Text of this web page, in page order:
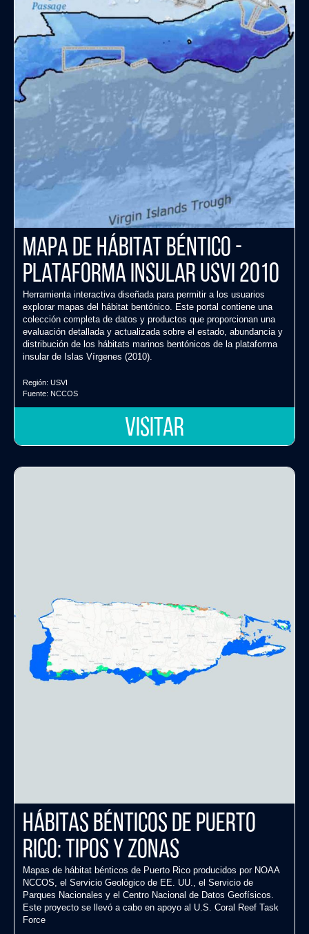
Mapa de Hábitat Béntico -
Plataforma Insular USVI 2010
Herramienta interactiva diseñada para permitir a los usuarios
explorar mapas del hábitat bentónico. Este portal contiene una
colección completa de datos y productos que proporcionan una
evaluación detallada y actualizada sobre el estado, abundancia y
distribución de los hábitats marinos bentónicos de la plataforma
insular de Islas Vírgenes (2010).
Región: USVI
Fuente: NCCOS
VISITAR
Hábitas Bénticos de Puerto
Rico: tipos y zonas
Mapas de hábitat bénticos de Puerto Rico producidos por NOAA
NCCOS, el Servicio Geológico de EE. UU., el Servicio de
Parques Nacionales y el Centro Nacional de Datos Geofísicos.
Este proyecto se llevó a cabo en apoyo al U.S. Coral Reef Task
Force